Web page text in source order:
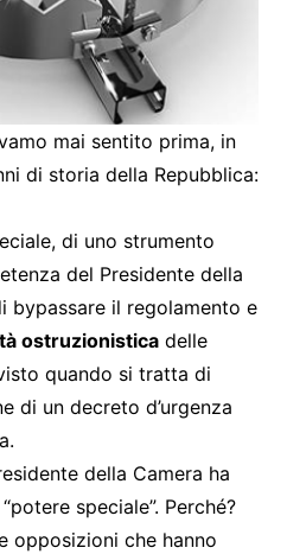
mai sentito prima, in
di storia della Repubblica:
di uno strumento
del Presidente della
bypassare il regolamento e
ostruzionisticadelle
quando si tratta di
di un decreto d’urgenza
della Camera ha
speciale”. Perché?
opposizioni che hanno